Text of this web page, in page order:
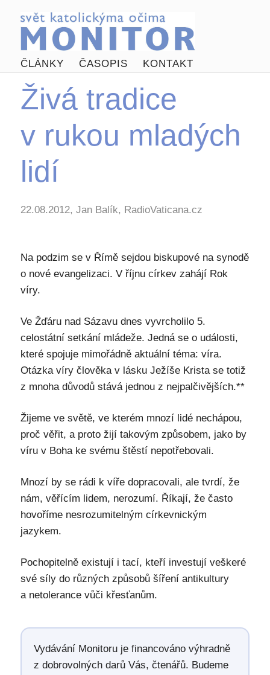
ČLÁNKY ČASOPIS KONTAKT
Živá tradice
v rukou mladých
lidí
22.08.2012, Jan Balík, RadioVaticana.cz
Na podzim se v Římě sejdou biskupové na synodě
o nové evangelizaci. V říjnu církev zahájí Rok
víry.
Ve Žďáru nad Sázavu dnes vyvrcholilo 5.
celostátní setkání mládeže. Jedná se o události,
které spojuje mimořádně aktuální téma: víra.
Otázka víry člověka v lásku Ježíše Krista se totiž
z mnoha důvodů stává jednou z nejpalčivějších.**
Žijeme ve světě, ve kterém mnozí lidé nechápou,
proč věřit, a proto žijí takovým způsobem, jako by
víru v Boha ke svému štěstí nepotřebovali.
Mnozí by se rádi k víře dopracovali, ale tvrdí, že
nám, věřícím lidem, nerozumí. Říkají, že často
hovoříme nesrozumitelným církevnickým
jazykem.
Pochopitelně existují i tací, kteří investují veškeré
své síly do různých způsobů šíření antikultury
a netolerance vůči křesťanům.
Vydávání Monitoru je financováno výhradně
z dobrovolných darů Vás, čtenářů. Budeme